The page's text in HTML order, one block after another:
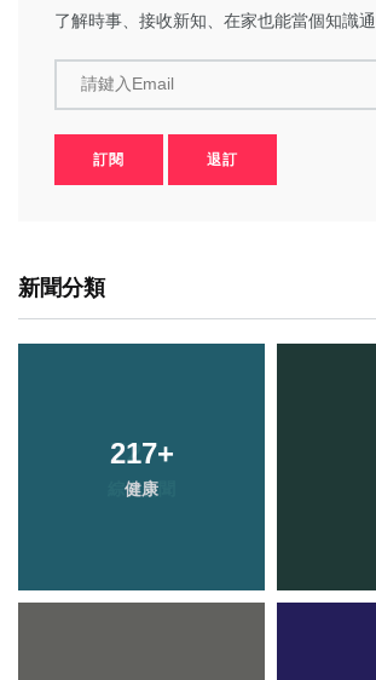
了解時事、接收新知、在家也能當個知識通
請鍵入Email
訂閱 退訂
新聞分類
217+
健康